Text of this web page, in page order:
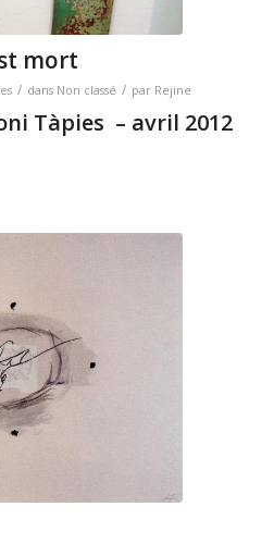
mort
/ dans Non classé / par Rejine
Tàpies – avril 2012